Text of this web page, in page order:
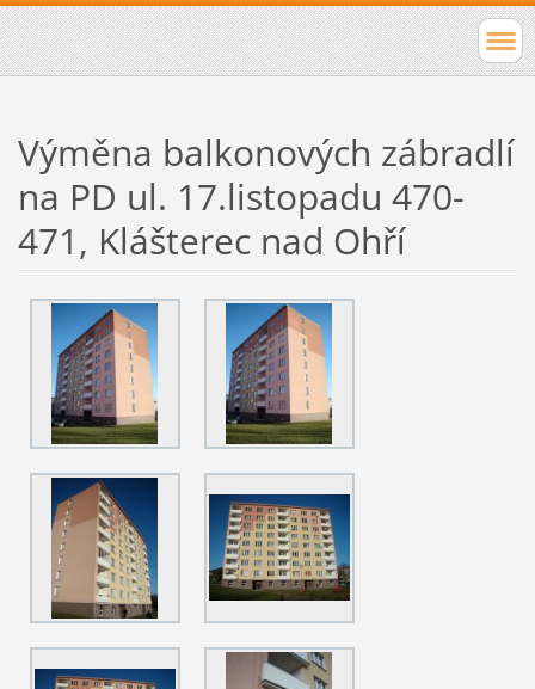
Výměna balkonových zábradlí
na PD ul. 17.listopadu 470-
471, Klášterec nad Ohří